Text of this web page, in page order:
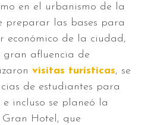
en el urbanismo de la
preparar las bases para
económico de la ciudad,
gran afluencia de
visitas turísticas, se
de estudiantes para
incluso se planeó la
Gran Hotel, que